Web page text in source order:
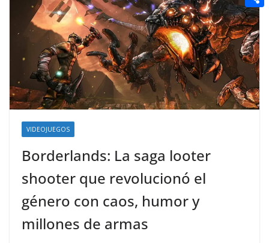
VIDEOJUEGOS
Borderlands: La saga looter
shooter que revolucionó el
género con caos, humor y
millones de armas
n
g
e
r
e
r
e
r
e
t
a
i
l
e
d
d
t
C
o
m
a
r